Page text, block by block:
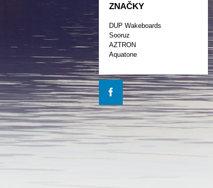
ZNAČKY
DUP Wakeboards
Sooruz
AZTRON
Aquatone